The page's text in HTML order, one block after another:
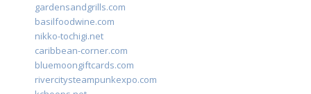
gardensandgrills.com
basilfoodwine.com
nikko-tochigi.net
caribbean-corner.com
bluemoongiftcards.com
rivercitysteampunkexpo.com